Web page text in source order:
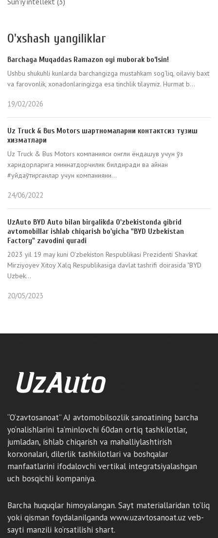
O'xshash yangiliklar
Barchaga Muqaddas Ramazon oyi muborak bo‘lsin!
Ushbu shukuhli kunlarda barchangizga mustahkam sog‘liq, oilaviy baxt
va farovonlik, xonadonlaringizga esa tinchlik tilaymiz. Hurmat b...
19/02/2026
Uz Truck & Bus Motors шартномаларни контактсиз тузиш
хизматлари
Uz Truck & Bus Motors компанияси онгли ёндашув учун ўз
харидорларига миннатдорчилик билдиради ва айнан
#уйдаўтирганлар учун компанияни...
24/06/2022
UzAuto BYD Auto bilan birgalikda O'zbekistonda gibrid
avtomobillar ishlab chiqarish bo'yicha "BYD Uzbekistan
Factory" zavodini quradi
2023 yil 19 may kuni O'zbekiston Respublikasi Prezidenti Shavkat
Mirziyoyev Xitoy Xalq Respublikasiga davlat tashrifi doirasida "BYD
Uzbek...
20/05/2023
“O‘zavtosanoat” AJ avtomobilsozlik sanoatining barcha
yo‘nalishlarini ta’minlovchi 60dan ortiq tashkilotlar,
jumladan, ishlab chiqarish va mahalliylashtirish
korxonalari, dilerlik tashkilotlari va boshqalar
manfaatlarini ifodalovchi vertikal integratsiyalashgan
uch bosqichli kompaniya.
Barcha huquqlar himoyalangan. Sayt materiallaridan to‘liq
yoki qisman foydalanilganda www.uzavtosanoat.uz veb-
sayti manzili ko‘rsatilishi shart.